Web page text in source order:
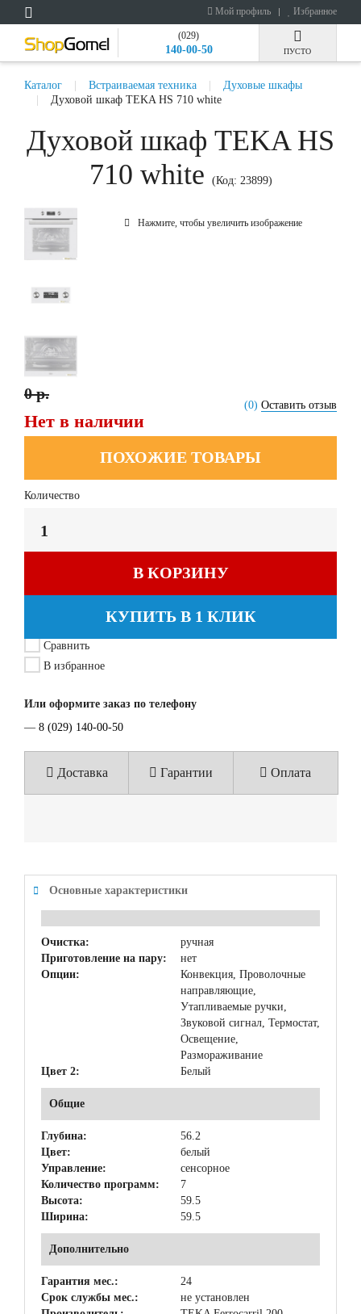
Мой профиль Избранное
(029)
140-00-50 ПУСТО
Каталог Встраиваемая техника
Духовые шкафы
Духовой шкаф TEKA HS 710 white
Духовой шкаф TEKA HS
710 white
(Код: 23899)
Нажмите, чтобы увеличить изображение
(0) Оставить отзыв
0 р.
Нет в наличии
ПОХОЖИЕ ТОВАРЫ
Количество
В КОРЗИНУ
КУПИТЬ В 1 КЛИК
Сравнить
В избранное
Или оформите заказ по телефону
— 8 (029) 140-00-50
Доставка Гарантии Оплата
Основные характеристики
Очистка:
ручная
Приготовление на пару:
нет
Опции:
Конвекция, Проволочные
направляющие,
Утапливаемые ручки,
Звуковой сигнал, Термостат,
Освещение,
Размораживание
Цвет 2:
Белый
Общие
Глубина:
56.2
Цвет:
белый
Управление:
сенсорное
Количество программ:
7
Высота:
59.5
Ширина:
59.5
Дополнительно
Гарантия мес.:
24
Срок службы мес.:
не установлен